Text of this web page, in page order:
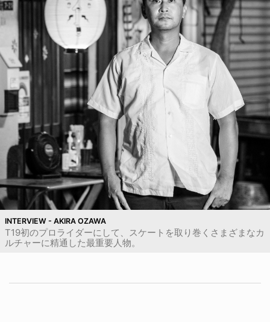
INTERVIEW - AKIRA OZAWA
T19初のプロライダーにして、スケートを取り巻くさまざまなカ
ルチャーに精通した最重要人物。